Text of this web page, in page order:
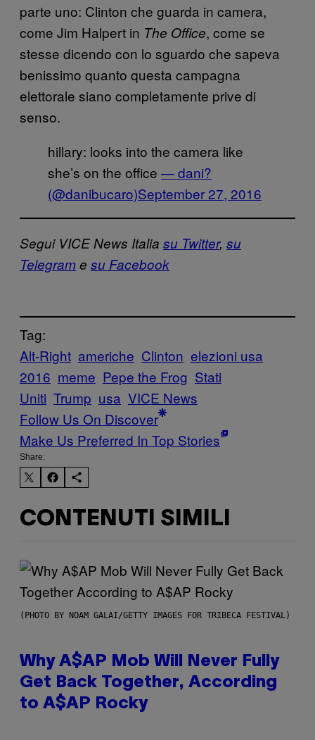
parte uno: Clinton che guarda in camera,
come Jim Halpert in The Office, come se
stesse dicendo con lo sguardo che sapeva
benissimo quanto questa campagna
elettorale siano completamente prive di
senso.
hillary: looks into the camera like
she’s on the office — dani?
(@danibucaro)September 27, 2016
Segui VICE News Italia su Twitter, su
Telegrame su Facebook
Tag:
Alt-Right americhe Clinton elezioni usa
2016 meme Pepe the Frog Stati
Uniti Trump usa VICE News
Follow Us On Discover
Make Us Preferred In Top Stories
Share:
CONTENUTI SIMILI
(PHOTO BY NOAM GALAI/GETTY IMAGES FOR TRIBECA FESTIVAL)
Why A$AP Mob Will Never Fully
Get Back Together, According
to A$AP Rocky